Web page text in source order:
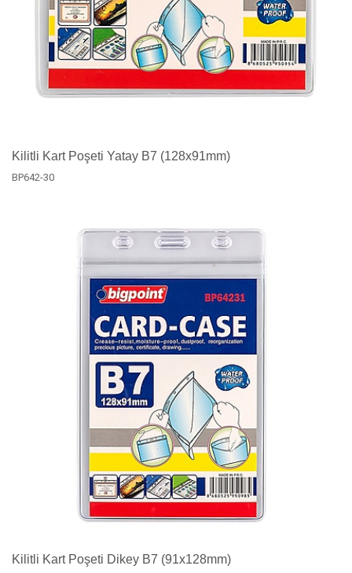
Kilitli Kart Poşeti Yatay B7 (128x91mm)
BP642-30
Kilitli Kart Poşeti Dikey B7 (91x128mm)